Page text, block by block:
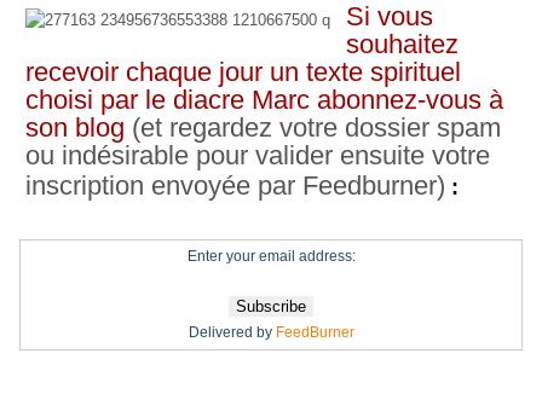
Si vous
souhaitez
recevoir chaque jour un texte spirituel
choisi par le diacre Marc abonnez-vous à
son blog (et regardez votre dossier spam
ou indésirable pour valider ensuite votre
inscription envoyée par Feedburner) :
Enter your email address:
Delivered by FeedBurner